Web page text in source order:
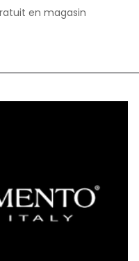
en magasin